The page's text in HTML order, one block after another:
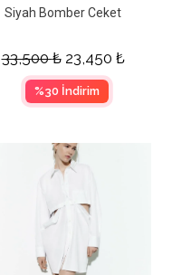
Siyah Bomber Ceket
33,500₺ 23,450 ₺
%30 İndirim